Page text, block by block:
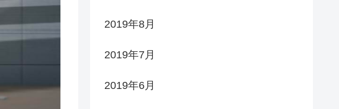
2019年8月
2019年7月
2019年6月